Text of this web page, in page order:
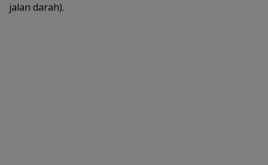
jalan darah).